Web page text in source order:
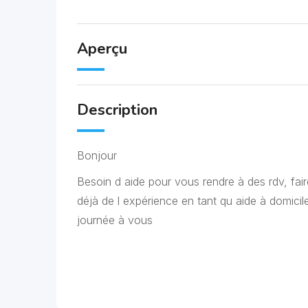
Aperçu
Description
Bonjour
Besoin d aide pour vous rendre à des rdv,
déjà de l expérience en tant qu aide à
journée à vous